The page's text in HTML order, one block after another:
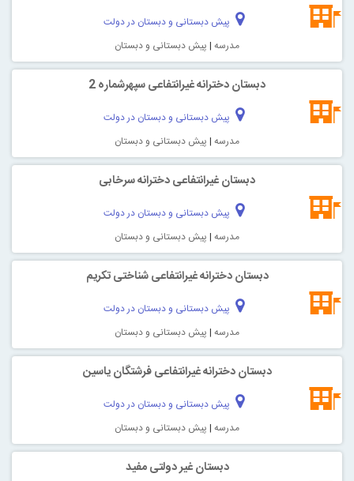
پیش دبستانی و دبستان در دولت
مدرسه | پیش دبستانی و دبستان
دبستان دخترانه غیرانتفاعی سپهرشماره 2
پیش دبستانی و دبستان در دولت
مدرسه | پیش دبستانی و دبستان
دبستان غیرانتفاعی دخترانه سرخابی
پیش دبستانی و دبستان در دولت
مدرسه | پیش دبستانی و دبستان
دبستان دخترانه غیرانتفاعی شناختی تکريم
پیش دبستانی و دبستان در دولت
مدرسه | پیش دبستانی و دبستان
دبستان دخترانه غیرانتفاعی فرشتگان ياسين
پیش دبستانی و دبستان در دولت
مدرسه | پیش دبستانی و دبستان
دبستان غیر دولتی مفید